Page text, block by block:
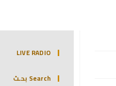
LIVE RADIO
Search بحـث